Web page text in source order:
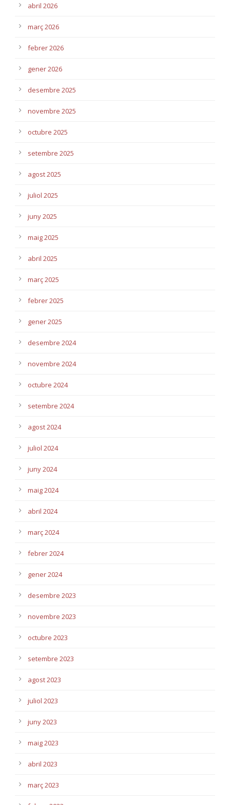
abril 2026
març 2026
febrer 2026
gener 2026
desembre 2025
novembre 2025
octubre 2025
setembre 2025
agost 2025
juliol 2025
juny 2025
maig 2025
abril 2025
març 2025
febrer 2025
gener 2025
desembre 2024
novembre 2024
octubre 2024
setembre 2024
agost 2024
juliol 2024
juny 2024
maig 2024
abril 2024
març 2024
febrer 2024
gener 2024
desembre 2023
novembre 2023
octubre 2023
setembre 2023
agost 2023
juliol 2023
juny 2023
maig 2023
abril 2023
març 2023